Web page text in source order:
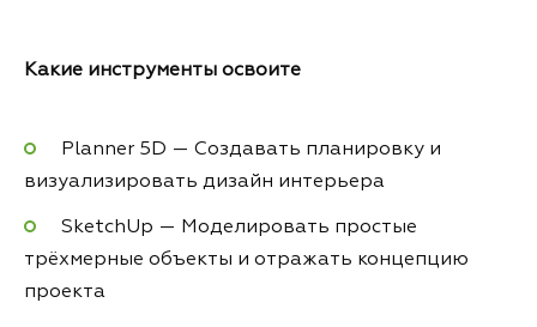
Какие инструменты освоите
Planner 5D — Создавать планировку и
визуализировать дизайн интерьера
SketchUp — Моделировать простые
трёхмерные объекты и отражать концепцию
проекта